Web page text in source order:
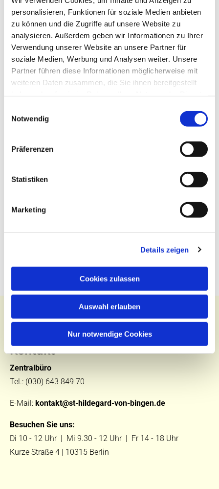
personalisieren, Funktionen für soziale Medien anbieten
zu können und die Zugriffe auf unsere Website zu
analysieren. Außerdem geben wir Informationen zu Ihrer
Verwendung unserer Website an unsere Partner für
soziale Medien, Werbung und Analysen weiter. Unsere
Partner führen diese Informationen möglicherweise mit
weiteren Daten zusammen, die Sie ihnen bereitgestellt
Notwendig
Präferenzen
Statistiken
Marketing
Details zeigen
Cookies zulassen
Auswahl erlauben
Nur notwendige Cookies
Dies könnte Sie auch
interessieren
Kontakt
Zentralbüro
Tel.: (030) 643 849 70
E-Mail: kontakt@st-hildegard-von-bingen.de
Besuchen Sie uns:
Di 10 - 12 Uhr | Mi 9.30 - 12 Uhr | Fr 14 - 18 Uhr
Kurze Straße 4 | 10315 Berlin